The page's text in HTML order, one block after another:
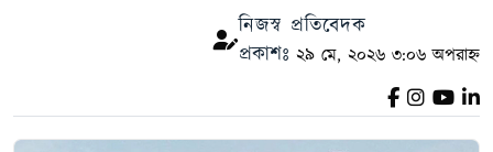
নিজস্ব প্রতিবেদক
প্রকাশঃ ২৯ মে, ২০২৬ ৩:০৬ অপরাহ্ন